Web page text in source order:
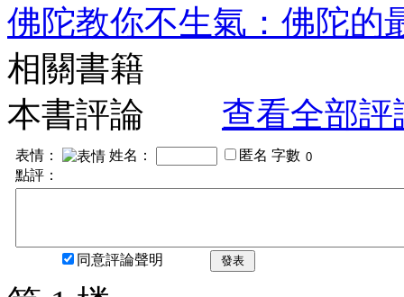
佛陀教你不生氣：佛陀的
相關書籍
本書評論
查看全部評
表情： 姓名： 匿名 字數
點評：
同意評論聲明 發表